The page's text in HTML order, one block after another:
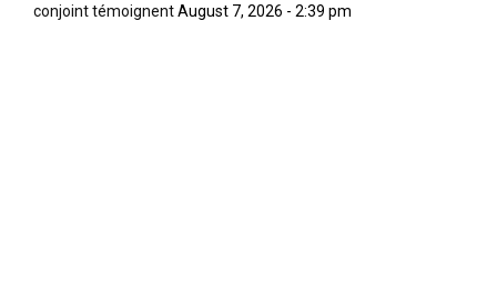
conjoint témoignentAugust 7, 2026 - 2:39 pm